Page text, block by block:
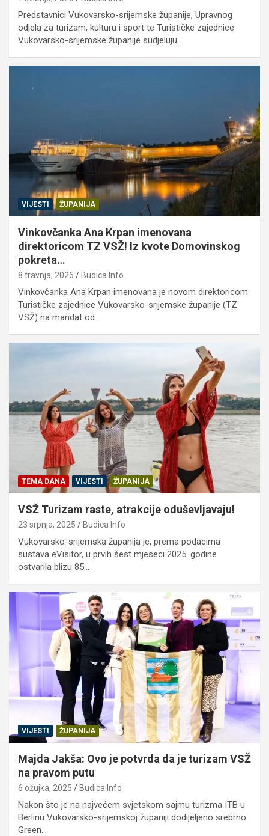
Predstavnici Vukovarsko-srijemske županije, Upravnog
odjela za turizam, kulturu i sport te Turističke zajednice
Vukovarsko-srijemske županije sudjeluju…
VIJESTI ŽUPANIJA
Vinkovčanka Ana Krpan imenovana
direktoricom TZ VSŽ! Iz kvote Domovinskog
pokreta…
8 travnja, 2026 Budica Info
Vinkovčanka Ana Krpan imenovana je novom direktoricom
Turističke zajednice Vukovarsko-srijemske županije (TZ
VSŽ) na mandat od…
TEMA DANA VIJESTI ŽUPANIJA
VSŽ Turizam raste, atrakcije oduševljavaju!
23 srpnja, 2025 Budica Info
Vukovarsko-srijemska županija je, prema podacima
sustava eVisitor, u prvih šest mjeseci 2025. godine
ostvarila blizu 85…
VIJESTI ŽUPANIJA
Majda Jakša: Ovo je potvrda da je turizam VSŽ
na pravom putu
6 ožujka, 2025 Budica Info
Nakon što je na najvećem svjetskom sajmu turizma ITB u
Berlinu Vukovarsko-srijemskoj županiji dodijeljeno srebrno
Green…